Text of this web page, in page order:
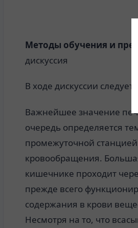
Методы обучения и
дискуссия
В ходе дискуссии
Важнейшее значение
очередь определяется
промежуточной
кровообращения.
кишечнике проходит
прежде всего
содержания в крови
Несмотря на то, что